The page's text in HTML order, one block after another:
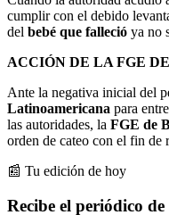
cumplir con el debido
del bebé que falleció ya no
ACCIÓN DE LA FGE
Ante la negativa inicial del
Latinoamericana para
las autoridades, la FGE de
orden de cateo con el fin de
📰 Tu edición de hoy
Recibe el periódico